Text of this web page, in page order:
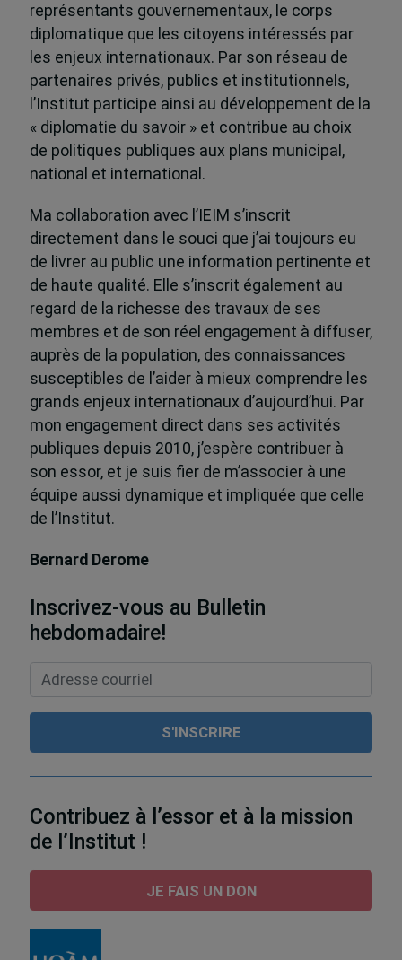
représentants gouvernementaux, le corps
diplomatique que les citoyens intéressés par
les enjeux internationaux. Par son réseau de
partenaires privés, publics et institutionnels,
l’Institut participe ainsi au développement de la
« diplomatie du savoir » et contribue au choix
de politiques publiques aux plans municipal,
national et international.
Ma collaboration avec l’IEIM s’inscrit
directement dans le souci que j’ai toujours eu
de livrer au public une information pertinente et
de haute qualité. Elle s’inscrit également au
regard de la richesse des travaux de ses
membres et de son réel engagement à diffuser,
auprès de la population, des connaissances
susceptibles de l’aider à mieux comprendre les
grands enjeux internationaux d’aujourd’hui. Par
mon engagement direct dans ses activités
publiques depuis 2010, j’espère contribuer à
son essor, et je suis fier de m’associer à une
équipe aussi dynamique et impliquée que celle
de l’Institut.
Bernard Derome
Inscrivez-vous au Bulletin
hebdomadaire!
Contribuez à l’essor et à la mission
de l’Institut !
JE FAIS UN DON